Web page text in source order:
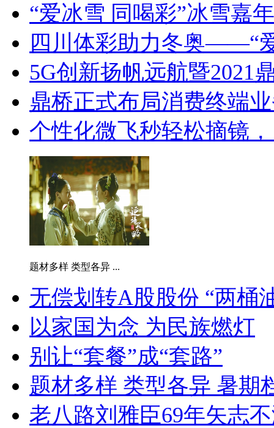
“爱冰雪 同喝彩”冰雪嘉
四川体彩助力冬奥——“
5G创新扬帆远航暨2021
鼎桥正式布局消费终端
个性化微飞秒轻松摘镜
题材多样 类型各异 ...
无偿划转A股股份 “两桶
以家国为念 为民族燃灯
别让“套餐”成“套路”
题材多样 类型各异 暑期
老八路刘雅臣69年矢志